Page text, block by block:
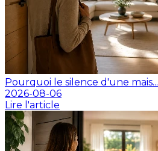
Pourquoi le silence d'une mais...
2026-08-06
Lire l'article